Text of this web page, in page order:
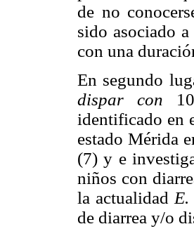
de no
sido asociado
con una
En segundo
dispar con
identificado en
estado Mérida
(7) y e
niños con
la actualidad
de diarrea y/o